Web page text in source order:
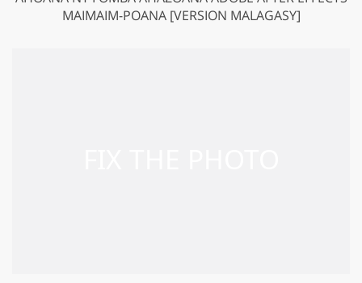
MAIMAIM-POANA [VERSION MALAGASY]